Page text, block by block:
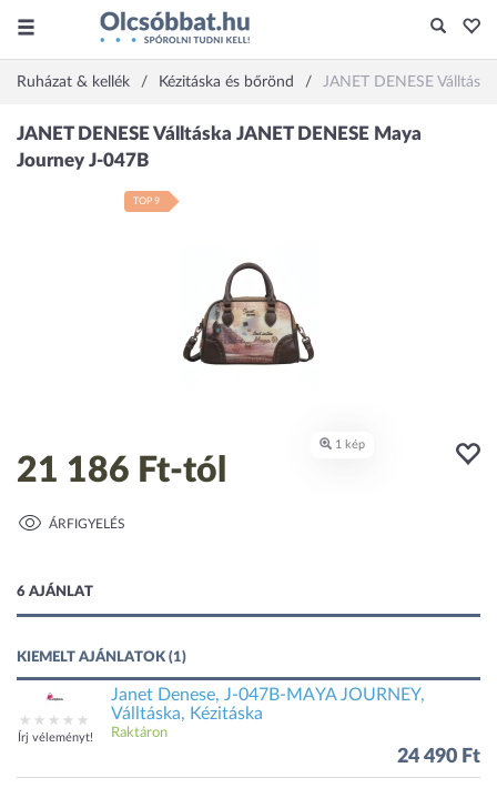
Ruházat & kellék Kézitáska és bőrönd JANET DENESE
21 186 Ft-tól
ÁRFIGYELÉS
6 AJÁNLAT
KIEMELT AJÁNLATOK (1)
Írj véleményt!
Janet Denese, J-047B-MAYA JOURNEY,
Válltáska, Kézitáska
Raktáron
24 490 Ft